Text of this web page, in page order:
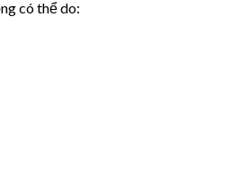
có thể do: